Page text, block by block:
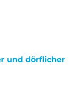
und dörflicher